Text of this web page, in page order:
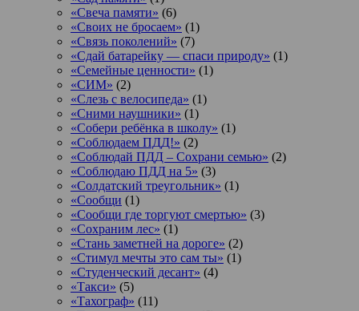
«Свеча памяти» (6)
«Своих не бросаем» (1)
«Связь поколений» (7)
«Сдай батарейку — спаси природу» (1)
«Семейные ценности» (1)
«СИМ» (2)
«Слезь с велосипеда» (1)
«Сними наушники» (1)
«Собери ребёнка в школу» (1)
«Соблюдаем ПДД!» (2)
«Соблюдай ПДД – Сохрани семью» (2)
«Соблюдаю ПДД на 5» (3)
«Солдатский треугольник» (1)
«Сообщи (1)
«Сообщи где торгуют смертью» (3)
«Сохраним лес» (1)
«Стань заметней на дороге» (2)
«Стимул мечты это сам ты» (1)
«Студенческий десант» (4)
«Такси» (5)
«Тахограф» (11)